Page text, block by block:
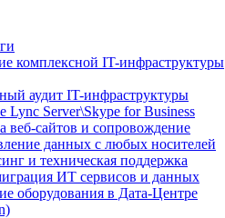
комплексной IT-инфраструктуры
аудит IT-инфраструктуры
Lync Server\Skype for Business
веб-сайтов и сопровождение
данных с любых носителей
и техническая поддержка
ИТ сервисов и данных
оборудования в Дата-Центре